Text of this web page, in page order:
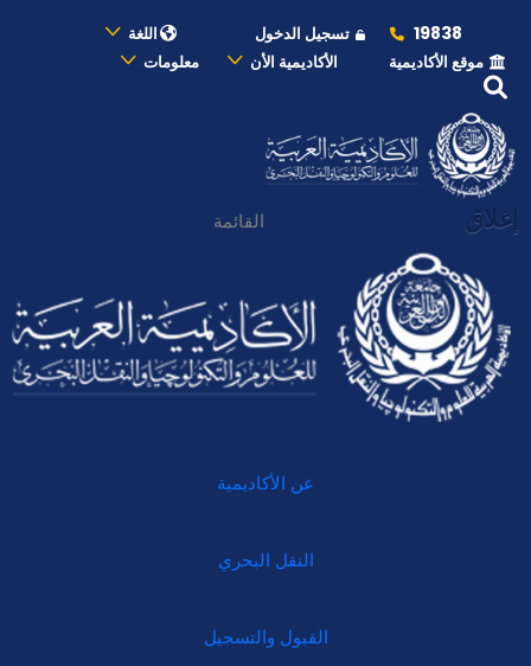
19838 تسجيل الدخول
اللغة
موقع الأكاديمية
الأكاديمية الأن معلومات
إغلاق القائمة
عن الأكاديمية
النقل البحري
القبول والتسجيل